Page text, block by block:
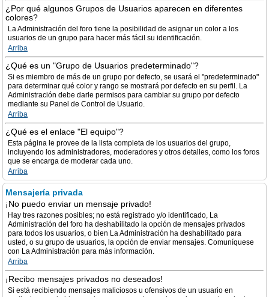
¿Por qué algunos Grupos de Usuarios aparecen en diferentes
colores?
La Administración del foro tiene la posibilidad de asignar un color a los
usuarios de un grupo para hacer más fácil su identificación.
Arriba
¿Qué es un "Grupo de Usuarios predeterminado"?
Si es miembro de más de un grupo por defecto, se usará el "predeterminado"
para determinar qué color y rango se mostrará por defecto en su perfil. La
Administración debe darle permisos para cambiar su grupo por defecto
mediante su Panel de Control de Usuario.
Arriba
¿Qué es el enlace "El equipo"?
Esta página le provee de la lista completa de los usuarios del grupo,
incluyendo los administradores, moderadores y otros detalles, como los foros
que se encarga de moderar cada uno.
Arriba
Mensajería privada
¡No puedo enviar un mensaje privado!
Hay tres razones posibles; no está registrado y/o identificado, La
Administración del foro ha deshabilitado la opción de mensajes privados
para todos los usuarios, o bien La Administración ha deshabilitado para
usted, o su grupo de usuarios, la opción de enviar mensajes. Comuníquese
con La Administración para más información.
Arriba
¡Recibo mensajes privados no deseados!
Si está recibiendo mensajes maliciosos u ofensivos de un usuario en